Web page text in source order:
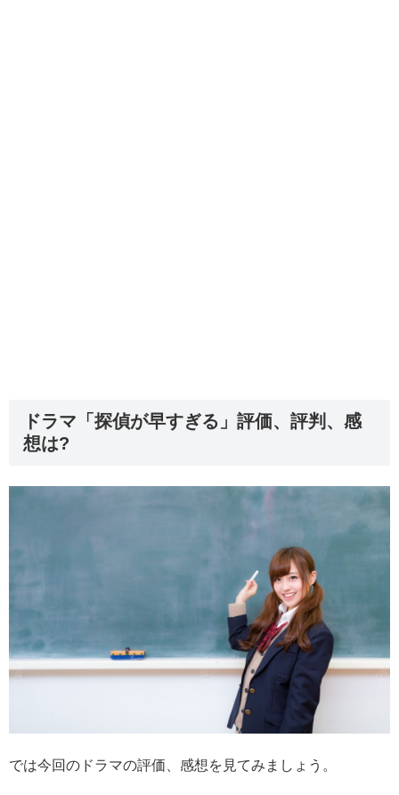
ドラマ「探偵が早すぎる」評価、評判、感
想は?
では今回のドラマの評価、感想を見てみましょう。